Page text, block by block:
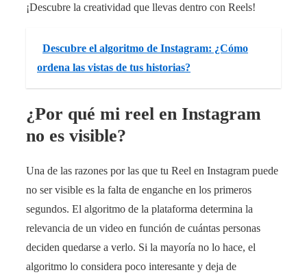
¡Descubre la creatividad que llevas dentro con Reels!
Descubre el algoritmo de Instagram: ¿Cómo
ordena las vistas de tus historias?
¿Por qué mi reel en Instagram
no es visible?
Una de las razones por las que tu Reel en Instagram puede
no ser visible es la falta de enganche en los primeros
segundos. El algoritmo de la plataforma determina la
relevancia de un video en función de cuántas personas
deciden quedarse a verlo. Si la mayoría no lo hace, el
algoritmo lo considera poco interesante y deja de